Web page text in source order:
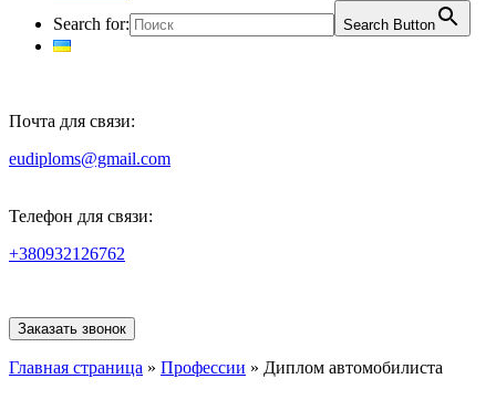
Search for:
Search Button
Почта для связи:
eudiploms@gmail.com
Телефон для связи:
+380932126762
Заказать звонок
Главная страница » Профессии » Диплом автомобилиста